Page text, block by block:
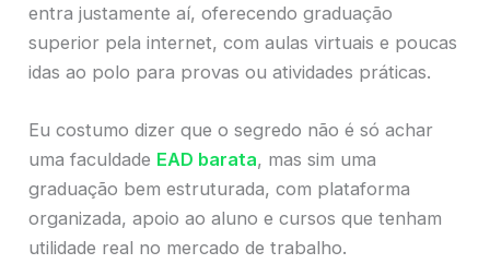
entra justamente aí, oferecendo graduação
superior pela internet, com aulas virtuais e poucas
idas ao polo para provas ou atividades práticas.
Eu costumo dizer que o segredo não é só achar
uma faculdade EAD barata, mas sim uma
graduação bem estruturada, com plataforma
organizada, apoio ao aluno e cursos que tenham
utilidade real no mercado de trabalho.